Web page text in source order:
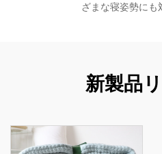
ざまな寝姿勢にも
新製品